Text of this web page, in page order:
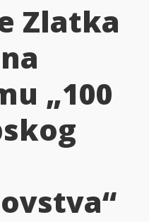
Zlatka
„100